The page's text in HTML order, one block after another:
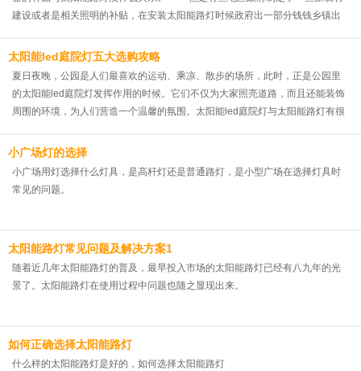
建设或者是相关照明的补贴，在安装太阳能路灯时候政府出一部分钱钱乡镇出
同，可以咨询当地政府，看能源管理谁管，就可以了。
太阳能led庭院灯五大选购攻略
夏日夜晚，公园是人们最喜欢的运动、乘凉、散步的场所，此时，正是公园里
的太阳能led庭院灯发挥作用的时候。它们不仅为大家照亮道路，而且还能装饰
周围的环境，为人们营造一个温馨的氛围。太阳能led庭院灯与太阳能路灯有很
庭院灯的五大选购攻略，帮助大家对太阳能led庭院灯有更深入的了解。 1.灯具
小广场灯的选择
小广场用灯选择什么灯具，是高杆灯还是普通路灯，是小型广场在选择灯具时
常见的问题。
太阳能路灯常见问题及解决方案1
随着近几年太阳能路灯的普及，最早投入市场的太阳能路灯已经有八九年的光
景了。太阳能路灯在使用过程中问题也随之显现出来。
如何正确选择太阳能路灯
什么样的太阳能路灯是好的，如何选择太阳能路灯